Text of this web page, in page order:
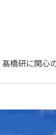
髙橋研に関心